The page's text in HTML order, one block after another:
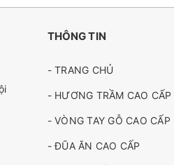
THÔNG TIN
- TRANG CHỦ
- HƯƠNG TRẦM CAO CẤP
- VÒNG TAY GỖ CAO CẤP
- ĐŨA ĂN CAO CẤP